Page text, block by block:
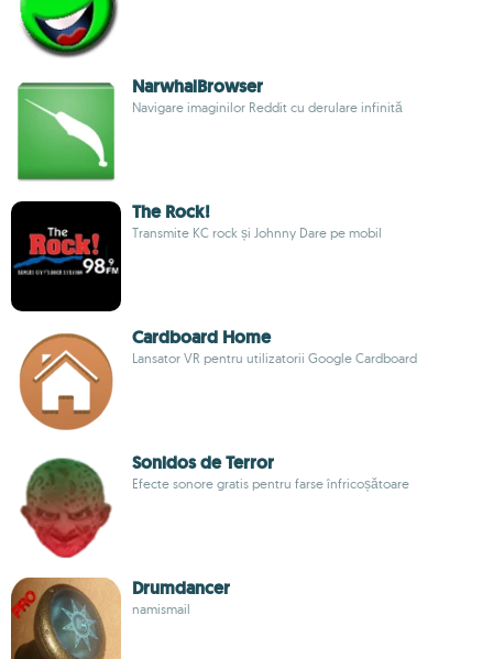
NarwhalBrowser
Navigare imaginilor Reddit cu derulare infinită
The Rock!
Transmite KC rock și Johnny Dare pe mobil
Cardboard Home
Lansator VR pentru utilizatorii Google Cardboard
Sonidos de Terror
Efecte sonore gratis pentru farse înfricoșătoare
Drumdancer
namismail